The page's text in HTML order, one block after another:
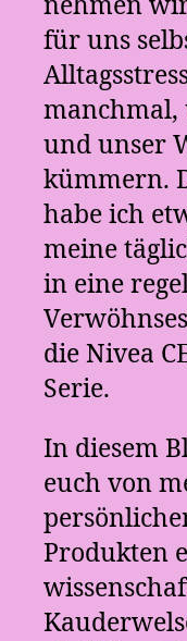
für uns
manchmal,
und unser
kümmern.
habe ich
meine
in eine
die Nivea
Serie.
In diesem
euch von
Produkten